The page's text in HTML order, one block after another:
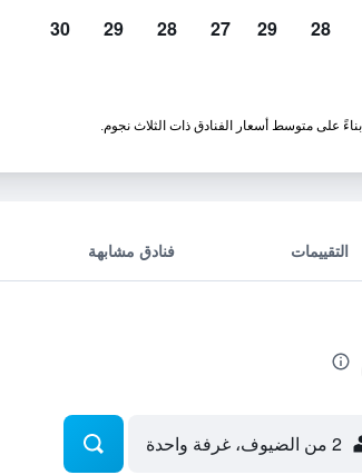
عرض الأسعار
التقييمات فنادق مشابهة
2 من الضيوف، غرفة واحدة
28
29
27
28
29
30
بناءً على متوسط أسعار الفنادق ذات الثلاث نجوم.